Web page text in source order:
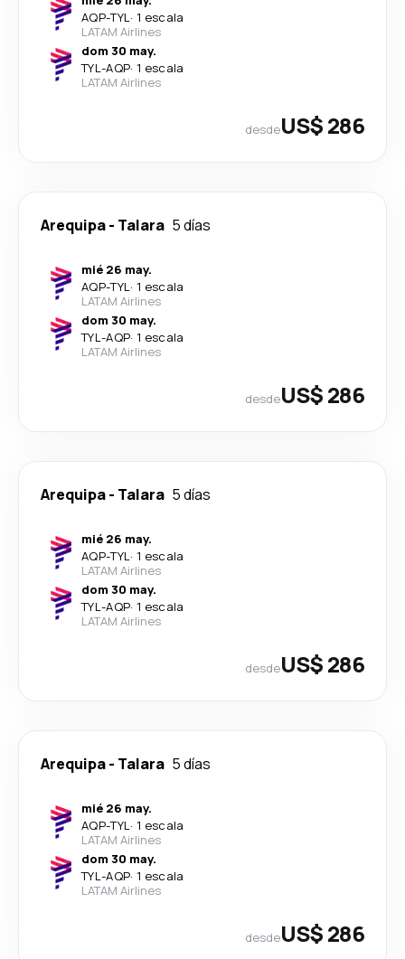
AQP-TYL· 1 escala
LATAM Airlines
dom 30 may.
TYL-AQP· 1 escala
LATAM Airlines
desdeUS$ 286
Arequipa- Talara 5 días
mié 26 may.
AQP-TYL· 1 escala
LATAM Airlines
dom 30 may.
TYL-AQP· 1 escala
LATAM Airlines
desdeUS$ 286
Arequipa- Talara 5 días
mié 26 may.
AQP-TYL· 1 escala
LATAM Airlines
dom 30 may.
TYL-AQP· 1 escala
LATAM Airlines
desdeUS$ 286
Arequipa- Talara 5 días
mié 26 may.
AQP-TYL· 1 escala
LATAM Airlines
dom 30 may.
TYL-AQP· 1 escala
LATAM Airlines
desdeUS$ 286